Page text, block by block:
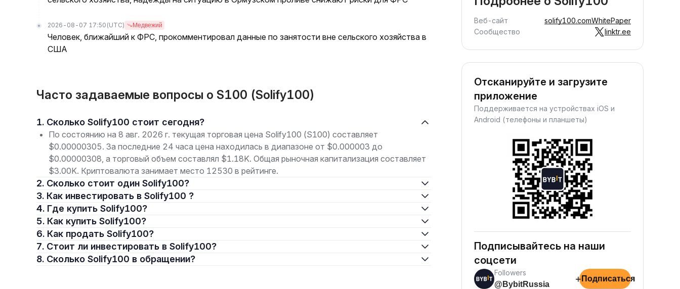
2026-08-07 17:50 (UTC) Медвежий
Человек, ближайший к ФРС, прокомментировал данные по занятости вне сельского хозяйства в
США
Часто задаваемые вопросы о S100 (Solify100)
1. Сколько Solify100 стоит сегодня?
По состоянию на 8 авг. 2026 г. текущая торговая цена Solify100 (S100) составляет
$0.00000305. За последние 24 часа цена находилась в диапазоне от $0.000003 до
$0.00000308, а торговый объем составлял $1.18K. Общая рыночная капитализация составляет
$3.00K. Криптовалюта занимает место 12530 в рейтинге.
2. Сколько стоит один Solify100?
3. Как инвестировать в Solify100 ?
4. Где купить Solify100?
5. Как купить Solify100?
6. Как продать Solify100?
7. Стоит ли инвестировать в Solify100?
8. Сколько Solify100 в обращении?
Веб-сайт solify100.comWhitePaper
Сообщество
linktr.ee
Отсканируйте и загрузите
приложение
Поддерживается на устройствах iOS и
Android (телефоны и планшеты)
Подписывайтесь на наши
соцсети
Followers
@BybitRussia
+ Подписаться